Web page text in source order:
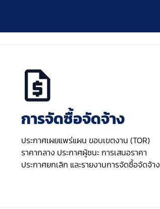
การจัดซื้อจัดจ้าง
ประกาศเผยแพร่แผน ขอบเขตงาน (TOR)
ราคากลาง ประกาศผู้ชนะ การเสนอราคา
ประกาศยกเลิก และรายงานการจัดซื้อจัดจ้าง